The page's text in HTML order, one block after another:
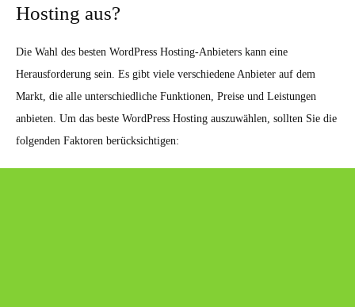
Hosting aus?
Die Wahl des besten WordPress Hosting-Anbieters kann eine
Herausforderung sein. Es gibt viele verschiedene Anbieter auf dem
Markt, die alle unterschiedliche Funktionen, Preise und Leistungen
anbieten. Um das beste WordPress Hosting auszuwählen, sollten Sie die
folgenden Faktoren berücksichtigen: